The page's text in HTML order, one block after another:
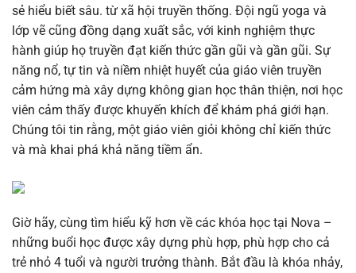
sẻ hiểu biết sâu. từ xã hội truyền thống. Đội ngũ yoga và
lớp vẽ cũng đồng dạng xuất sắc, với kinh nghiệm thực
hành giúp họ truyền đạt kiến thức gần gũi và gần gũi. Sự
năng nổ, tự tin và niềm nhiệt huyết của giáo viên truyền
cảm hứng mà xây dựng không gian học thân thiện, nơi học
viên cảm thấy được khuyến khích để khám phá giới hạn.
Chúng tôi tin rằng, một giáo viên giỏi không chỉ kiến thức
và mà khai phá khả năng tiềm ẩn.
Giờ hãy, cùng tìm hiểu kỹ hơn về các khóa học tại Nova –
những buổi học được xây dựng phù hợp, phù hợp cho cả
trẻ nhỏ 4 tuổi và người trưởng thành. Bắt đầu là khóa nhảy,